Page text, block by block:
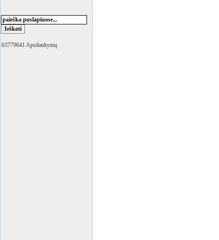
63779641 Apsilankymų